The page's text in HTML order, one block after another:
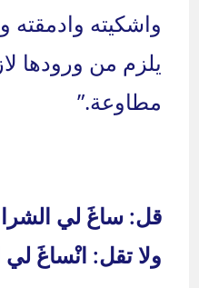
واشكيته وادمقته
يلزم من ورودها
مطاوعة.”
قل: ساغَ لي
ولا تقل: انْساغَ